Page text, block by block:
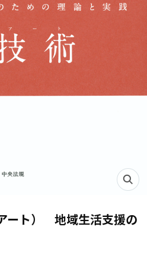
ート） 地域生活支援の